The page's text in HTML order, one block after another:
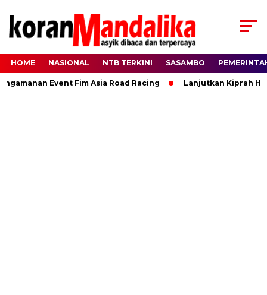
HOME NASIONAL NTB TERKINI SASAMBO
Event Fim Asia Road Racing Lanjutkan Kiprah HBK,